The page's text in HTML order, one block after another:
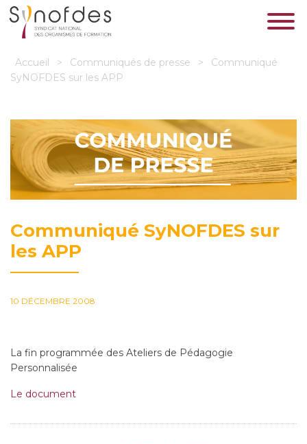
Accueil > Communiqués de presse >
Communiqué
SyNOFDES sur les APP
Communiqué SyNOFDES sur
les APP
10 DÉCEMBRE 2008
La fin programmée des Ateliers de Pédagogie
Personnalisée
Le document